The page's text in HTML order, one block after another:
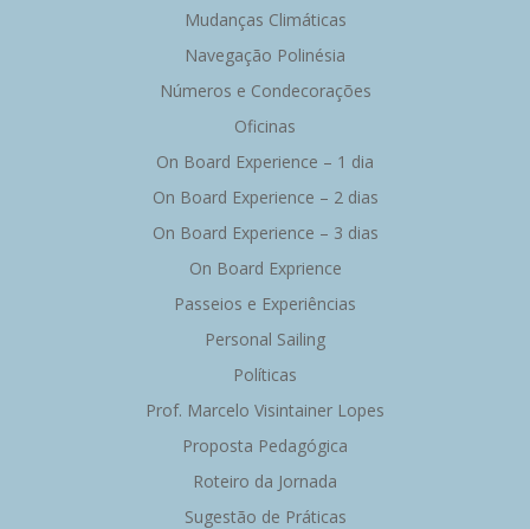
Mudanças Climáticas
Navegação Polinésia
Números e Condecorações
Oficinas
On Board Experience – 1 dia
On Board Experience – 2 dias
On Board Experience – 3 dias
On Board Exprience
Passeios e Experiências
Personal Sailing
Políticas
Prof. Marcelo Visintainer Lopes
Proposta Pedagógica
Roteiro da Jornada
Sugestão de Práticas